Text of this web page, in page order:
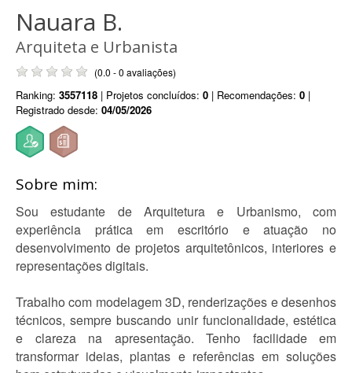
Nauara B.
Arquiteta e Urbanista
(0.0 - 0 avaliações)
Ranking: 3557118 | Projetos concluídos: 0 | Recomendações: 0 |
Registrado desde: 04/05/2026
Sobre mim:
Sou estudante de Arquitetura e Urbanismo, com
experiência prática em escritório e atuação no
desenvolvimento de projetos arquitetônicos, interiores e
representações digitais.
Trabalho com modelagem 3D, renderizações e desenhos
técnicos, sempre buscando unir funcionalidade, estética
e clareza na apresentação. Tenho facilidade em
transformar ideias, plantas e referências em soluções